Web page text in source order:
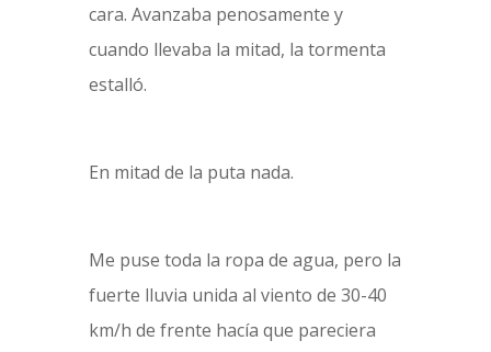
cara. Avanzaba penosamente y
cuando llevaba la mitad, la tormenta
estalló.
En mitad de la puta nada.
Me puse toda la ropa de agua, pero la
fuerte lluvia unida al viento de 30-40
km/h de frente hacía que pareciera